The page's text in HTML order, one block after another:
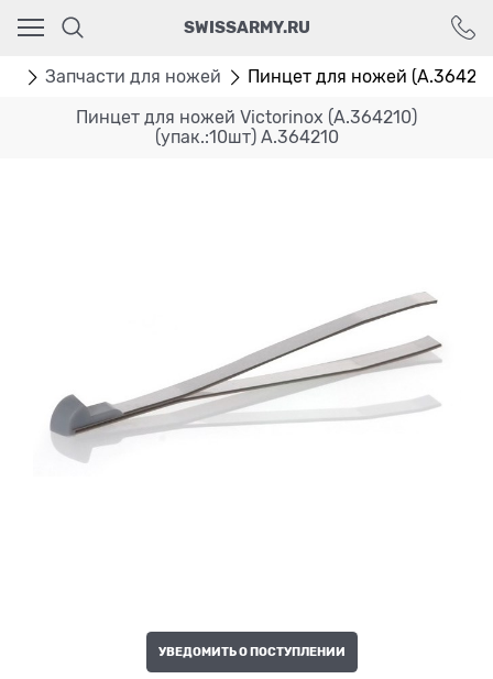
SWISSARMY.RU
Запчасти для ножей Пинцет для ножей
Пинцет для ножей Victorinox (A.364210)
(упак.:10шт) A.364210
УВЕДОМИТЬ О ПОСТУПЛЕНИИ
Ваш город - Москва,
угадали?
ДА НЕТ